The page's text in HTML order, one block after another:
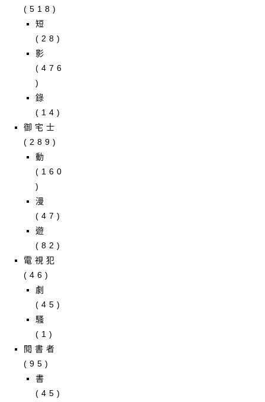
(518)
短
(28)
影
(476
)
錄
(14)
御宅士
(289)
動
(160
)
漫
(47)
遊
(82)
電視犯
(46)
劇
(45)
騷
(1)
閱書者
(95)
書
(45)